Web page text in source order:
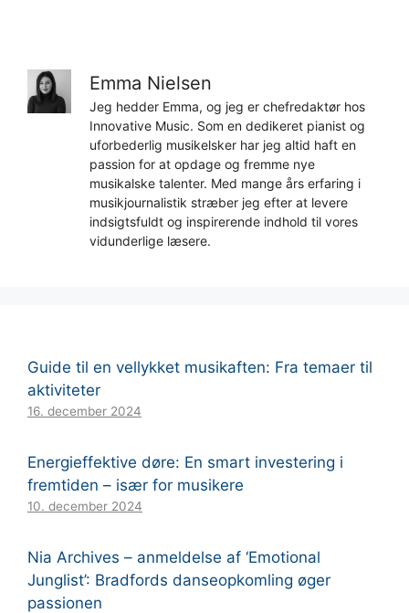
Emma Nielsen
Jeg hedder Emma, og jeg er chefredaktør hos
Innovative Music. Som en dedikeret pianist og
uforbederlig musikelsker har jeg altid haft en
passion for at opdage og fremme nye
musikalske talenter. Med mange års erfaring i
musikjournalistik stræber jeg efter at levere
indsigtsfuldt og inspirerende indhold til vores
vidunderlige læsere.
Guide til en vellykket musikaften: Fra temaer til
aktiviteter
16. december 2024
Energieffektive døre: En smart investering i
fremtiden – især for musikere
10. december 2024
Nia Archives – anmeldelse af ‘Emotional
Junglist’: Bradfords danseopkomling øger
passionen